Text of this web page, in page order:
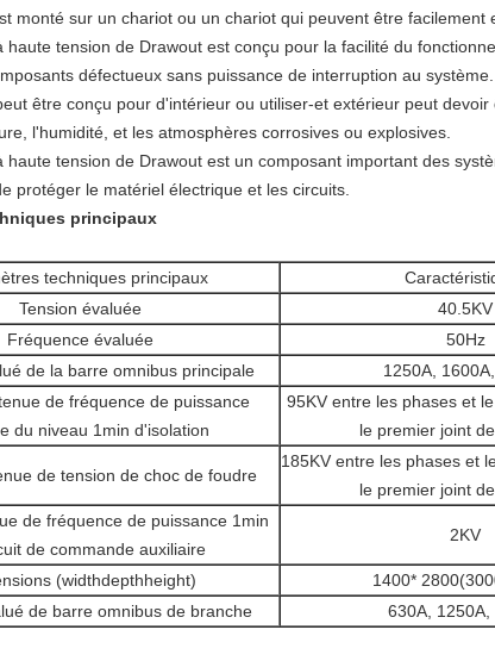
monté sur un chariot ou un chariot qui peuvent être
haute tension de Drawout est conçu pour la facilité du
défectueux sans puissance de interruption au système.
être conçu pour d'intérieur ou utiliser-et extérieur peut
l'humidité, et les atmosphères corrosives ou explosives.
haute tension de Drawout est un composant important des
protéger le matériel électrique et les circuits.
principaux
techniques principaux
Tension évaluée
40.5KV
Fréquence évaluée
50Hz
de la barre omnibus principale
1250A,
de fréquence de puissance
du niveau 1min d'isolation
95KV entre les phases et
le premier joint
de tension de choc de foudre
185KV entre les phases et
le premier joint
de fréquence de puissance 1min
de commande auxiliaire
2KV
(widthdepthheight)
1400*
de barre omnibus de branche
630A, 1250A,